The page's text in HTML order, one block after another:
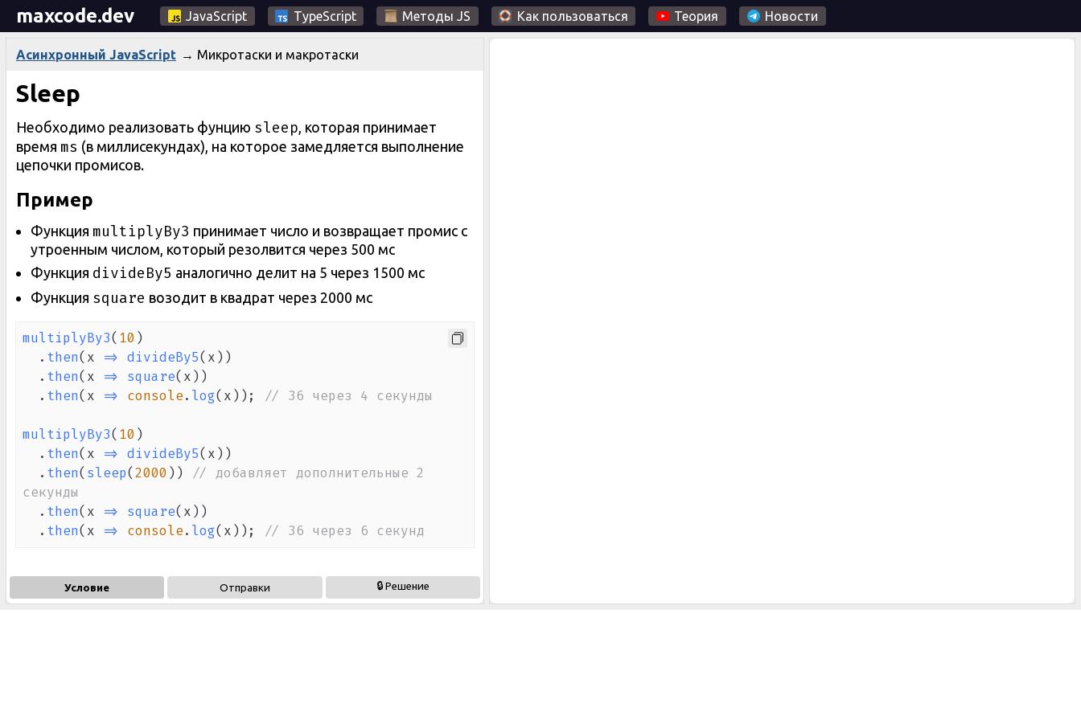
maxcode.dev JavaScript TypeScript Методы JS Как пользоваться Теория Новости
Асинхронный JavaScript → Микротаски и макротаски
Sleep
Необходимо реализовать фунцию sleep, которая принимает
время ms (в миллисекундах), на которое замедляется выполнение
цепочки промисов.
Пример
Функция multiplyBy3 принимает число и возвращает промис с
утроенным числом, который резолвится через 500 мс
Функция divideBy5 аналогично делит на 5 через 1500 мс
Функция square возодит в квадрат через 2000 мс
multiplyBy3( 10 )
. then( x => divideBy5( x ) )
. then( x => square( x ) )
. then( x => console. log( x ) ) ; // 36 через 4 секунды
multiplyBy3( 10 )
. then( x => divideBy5( x ) )
. then( sleep(2000 ) )
// добавляет дополнительные 2
секунды
. then( x => square( x ) )
. then( x => console. log( x ) ) ; // 36 через 6 секунд
Условие Отправки 🔒 Решение